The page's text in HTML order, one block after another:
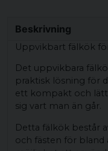
Beskrivning
Uppvikbart fälkök
Det uppvikbara
praktisk lösning för
ett kompakt och
sig vart man än går.
Detta fälkök består
och fästen för bland